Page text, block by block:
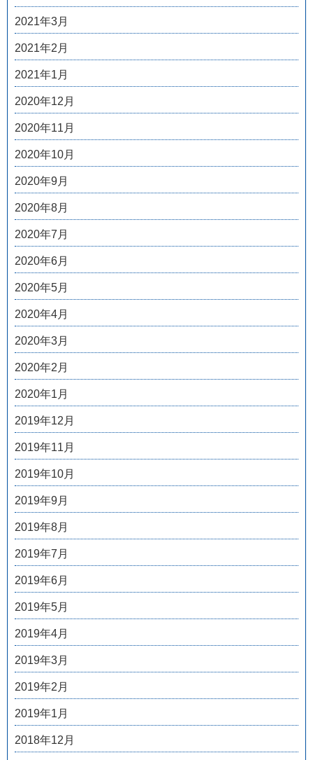
2021年3月
2021年2月
2021年1月
2020年12月
2020年11月
2020年10月
2020年9月
2020年8月
2020年7月
2020年6月
2020年5月
2020年4月
2020年3月
2020年2月
2020年1月
2019年12月
2019年11月
2019年10月
2019年9月
2019年8月
2019年7月
2019年6月
2019年5月
2019年4月
2019年3月
2019年2月
2019年1月
2018年12月